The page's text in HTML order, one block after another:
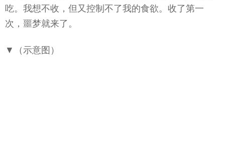
吃。我想不收，但又控制不了我的食欲。收了第一
次，噩梦就来了。
▼（示意图）